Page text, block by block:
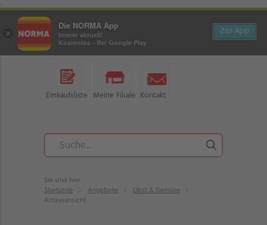
Einkaufsliste Meine Filiale Kontakt
Sie sind hier:
Startseite
Angebote
Obst & Gemüse
Artikelansicht
×
Die NORMA App
Immer aktuell!
Kostenlos - Bei Google Play
Zur App